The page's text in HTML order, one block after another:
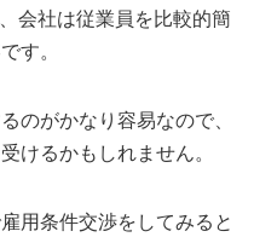
会社は従業員を比較的簡
す。
のがかなり容易なので、
けるかもしれません。
用条件交渉をしてみると